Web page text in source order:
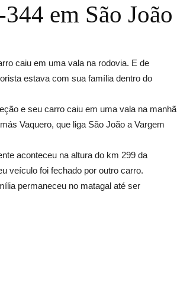
Vargem
em São João
caiu em uma vala na rodovia. E de
estava com sua família dentro do
e seu carro caiu em uma vala na manhã
Vaquero, que liga São João a Vargem
aconteceu na altura do km 299 da
veículo foi fechado por outro carro.
permaneceu no matagal até ser